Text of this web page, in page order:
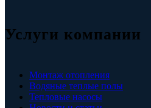
Услуги компании
Монтаж отопления
Водяные теплые полы
Тепловые насосы